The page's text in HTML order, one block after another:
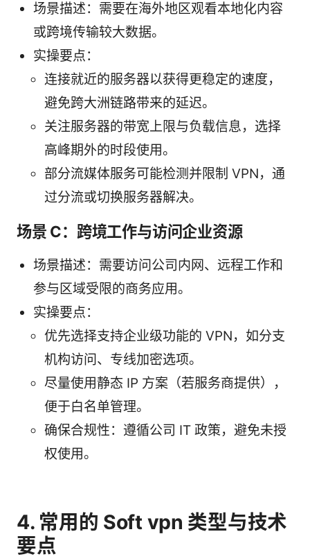
场景描述：需要在海外地区观看本地化内容
或跨境传输较大数据。
实操要点：
连接就近的服务器以获得更稳定的速度，
避免跨大洲链路带来的延迟。
关注服务器的带宽上限与负载信息，选择
高峰期外的时段使用。
部分流媒体服务可能检测并限制 VPN，通
过分流或切换服务器解决。
场景 C：跨境工作与访问企业资源
场景描述：需要访问公司内网、远程工作和
参与区域受限的商务应用。
实操要点：
优先选择支持企业级功能的 VPN，如分支
机构访问、专线加密选项。
尽量使用静态 IP 方案（若服务商提供），
便于白名单管理。
确保合规性：遵循公司 IT 政策，避免未授
权使用。
4. 常用的 Soft vpn 类型与技术
要点